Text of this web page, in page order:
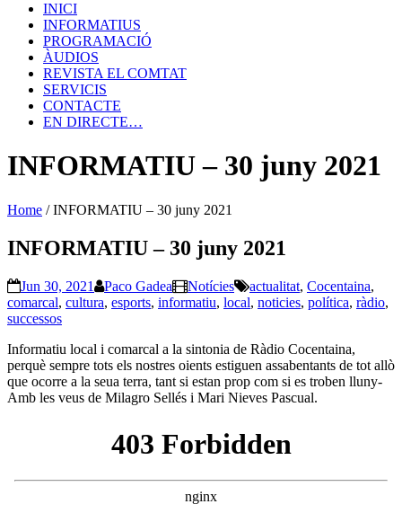
INICI
INFORMATIUS
PROGRAMACIÓ
ÀUDIOS
REVISTA EL COMTAT
SERVICIS
CONTACTE
EN DIRECTE…
INFORMATIU – 30 juny 2021
Home /INFORMATIU – 30 juny 2021
INFORMATIU – 30 juny 2021
Jun 30, 2021 Paco Gadea Notícies actualitat, Cocentaina,
comarcal, cultura, esports, informatiu, local, noticies, política, ràdio,
successos
Informatiu local i comarcal a la sintonia de Ràdio Cocentaina,
perquè sempre tots els nostres oients estiguen assabentants de tot allò
que ocorre a la seua terra, tant si estan prop com si es troben lluny-
Amb les veus de Milagro Sellés i Mari Nieves Pascual.